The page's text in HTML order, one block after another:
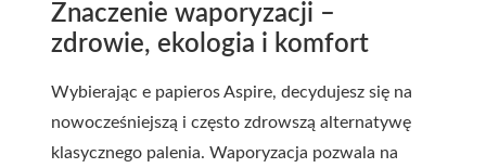
Znaczenie waporyzacji –
zdrowie, ekologia i komfort
Wybierając e papieros Aspire, decydujesz się na
nowocześniejszą i często zdrowszą alternatywę
klasycznego palenia. Waporyzacja pozwala na